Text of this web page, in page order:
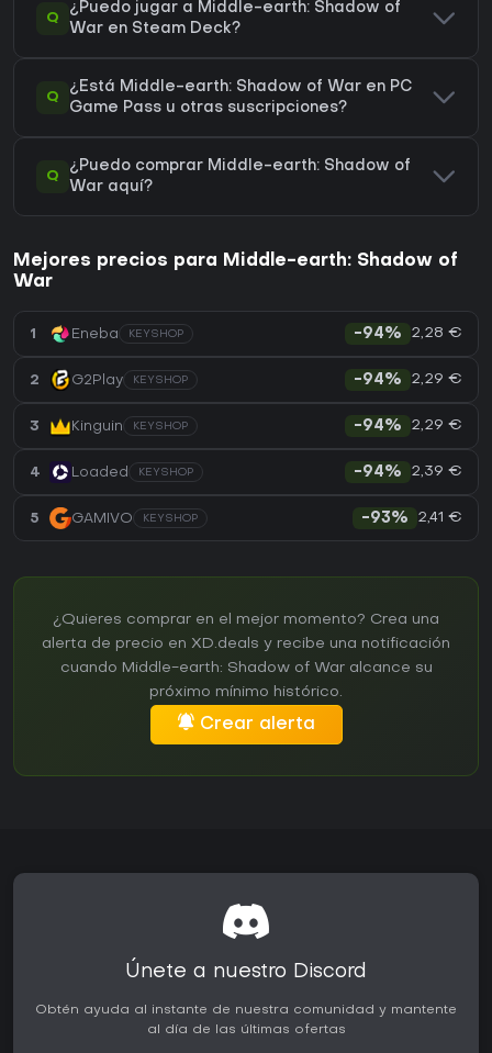
Q
¿Puedo jugar a Middle-earth: Shadow of
War en Steam Deck?
Q
¿Está Middle-earth: Shadow of War en PC
Game Pass u otras suscripciones?
Q
¿Puedo comprar Middle-earth: Shadow of
War aquí?
Mejores precios para Middle-earth: Shadow of
War
1 Eneba KEYSHOP -94% 2,28 €
2 G2Play KEYSHOP -94% 2,29 €
3 Kinguin KEYSHOP -94% 2,29 €
4 Loaded KEYSHOP -94% 2,39 €
5 GAMIVO KEYSHOP -93% 2,41 €
¿Quieres comprar en el mejor momento? Crea una
alerta de precio en XD.deals y recibe una notificación
cuando Middle-earth: Shadow of War alcance su
próximo mínimo histórico.
Crear alerta
Únete a nuestro Discord
Obtén ayuda al instante de nuestra comunidad y mantente
al día de las últimas ofertas